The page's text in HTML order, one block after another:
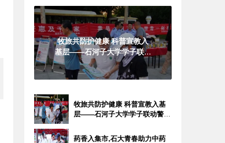
牧旅共防护健康 科普宣教入
基层——石河子大学学子联动
警务力量
牧旅共防护健康 科普宣教入基
层——石河子大学学子联动警务
药香入集市,石大青春助力中药